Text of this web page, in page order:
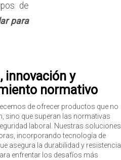
de
para
innovación y
normativo
de ofrecer productos que no
sino que superan las normativas
laboral. Nuestras soluciones
incorporando tecnología de
asegura la durabilidad y resistencia
enfrentar los desafíos más